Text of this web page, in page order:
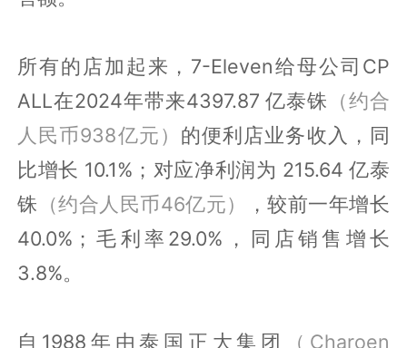
所有的店加起来，7-Eleven给母公司CP
ALL在2024年带来4397.87 亿泰铢 （约合
人民币938亿元） 的便利店业务收入，同
比增长 10.1%；对应净利润为 215.64 亿泰
铢 （约合人民币46亿元）
，较前一年增长
40.0%；毛利率29.0%，同店销售增长
3.8%。
自1988年由泰国正大集团
（Charoen